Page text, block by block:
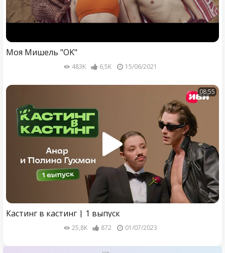
Моя Мишель "OK"
483K 6,5K 15/06/2021
08:55
Кастинг в кастинг | 1 выпуск
25,8K 872 01/07/2023